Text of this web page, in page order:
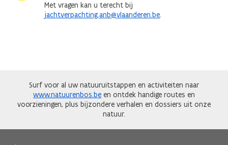
Met vragen kan u terecht bij
jachtverpachting.anb@vlaanderen.be.
Surf voor al uw natuuruitstappen en activiteiten naar
www.natuurenbos.be en ontdek handige routes en
voorzieningen, plus bijzondere verhalen en dossiers uit onze
natuur.